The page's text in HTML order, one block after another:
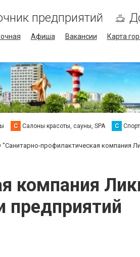
предприятий
Афиша Вакансии
Карта
С Салоны красоты, сауны, SPA С
профилактическая компания
компания
предприятий